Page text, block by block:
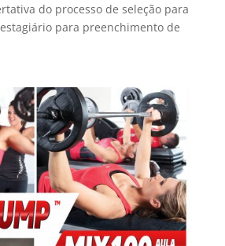
do processo de seleção para
para preenchimento de